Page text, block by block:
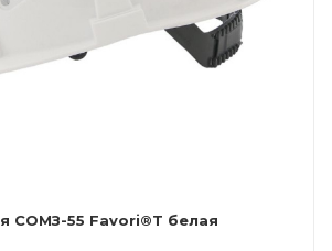
СОМЗ-55 Favori®T белая